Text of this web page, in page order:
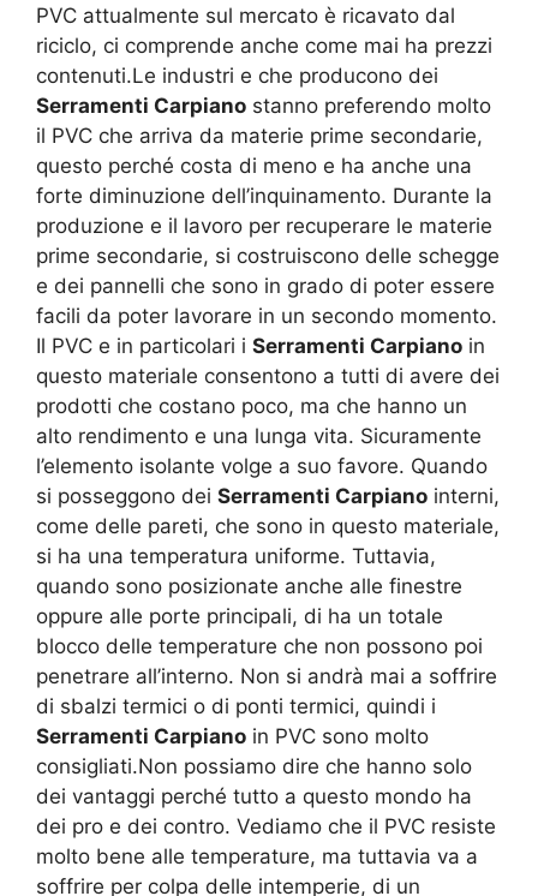
PVC attualmente sul mercato è ricavato dal
riciclo, ci comprende anche come mai ha prezzi
contenuti.Le industri e che producono dei
Serramenti Carpiano stanno preferendo molto
il PVC che arriva da materie prime secondarie,
questo perché costa di meno e ha anche una
forte diminuzione dell’inquinamento. Durante la
produzione e il lavoro per recuperare le materie
prime secondarie, si costruiscono delle schegge
e dei pannelli che sono in grado di poter essere
facili da poter lavorare in un secondo momento.
Il PVC e in particolari i Serramenti Carpiano in
questo materiale consentono a tutti di avere dei
prodotti che costano poco, ma che hanno un
alto rendimento e una lunga vita. Sicuramente
l’elemento isolante volge a suo favore. Quando
si posseggono dei Serramenti Carpiano interni,
come delle pareti, che sono in questo materiale,
si ha una temperatura uniforme. Tuttavia,
quando sono posizionate anche alle finestre
oppure alle porte principali, di ha un totale
blocco delle temperature che non possono poi
penetrare all’interno. Non si andrà mai a soffrire
di sbalzi termici o di ponti termici, quindi i
Serramenti Carpiano in PVC sono molto
consigliati.Non possiamo dire che hanno solo
dei vantaggi perché tutto a questo mondo ha
dei pro e dei contro. Vediamo che il PVC resiste
molto bene alle temperature, ma tuttavia va a
soffrire per colpa delle intemperie, di un